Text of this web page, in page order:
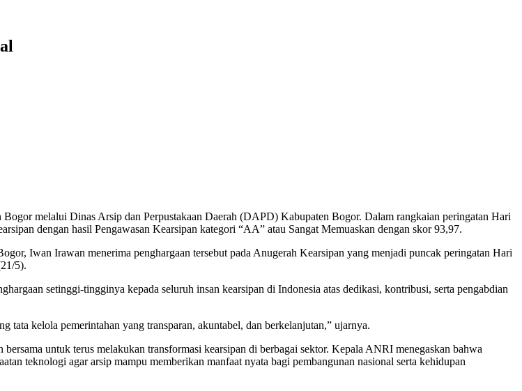
melalui Dinas Arsip dan Perpustakaan Daerah (DAPD) Kabupaten Bogor. Dalam rangkaian peringatan Hari
dengan hasil Pengawasan Kearsipan kategori “AA” atau Sangat Memuaskan dengan skor 93,97.
Iwan Irawan menerima penghargaan tersebut pada Anugerah Kearsipan yang menjadi puncak peringatan Hari
5).
setinggi-tingginya kepada seluruh insan kearsipan di Indonesia atas dedikasi, kontribusi, serta pengabdian
tata kelola pemerintahan yang transparan, akuntabel, dan berkelanjutan,” ujarnya.
untuk terus melakukan transformasi kearsipan di berbagai sektor. Kepala ANRI menegaskan bahwa
teknologi agar arsip mampu memberikan manfaat nyata bagi pembangunan nasional serta kehidupan